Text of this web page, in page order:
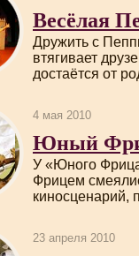
Весёлая
Дружить с
втягивает
достаётся от
4 мая 2010
Юный
У «Юного
Фрицем
киносценарий,
23 апреля 2010